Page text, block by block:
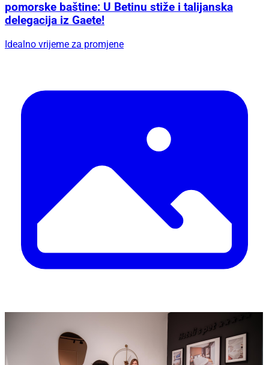
pomorske baštine: U Betinu stiže i talijanska
delegacija iz Gaete!
Idealno vrijeme za promjene